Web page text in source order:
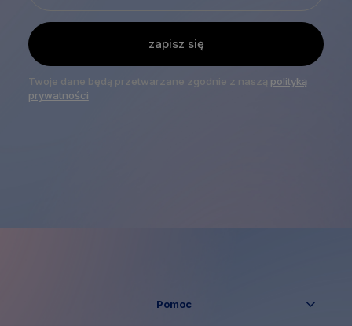
zapisz się
Twoje dane będą przetwarzane zgodnie z naszą polityką
prywatności
Pomoc